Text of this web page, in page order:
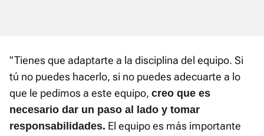
"Tienes que adaptarte a la disciplina del equipo. Si
tú no puedes hacerlo, si no puedes adecuarte a lo
que le pedimos a este equipo, creo que es
necesario dar un paso al lado y tomar
responsabilidades. El equipo es más importante